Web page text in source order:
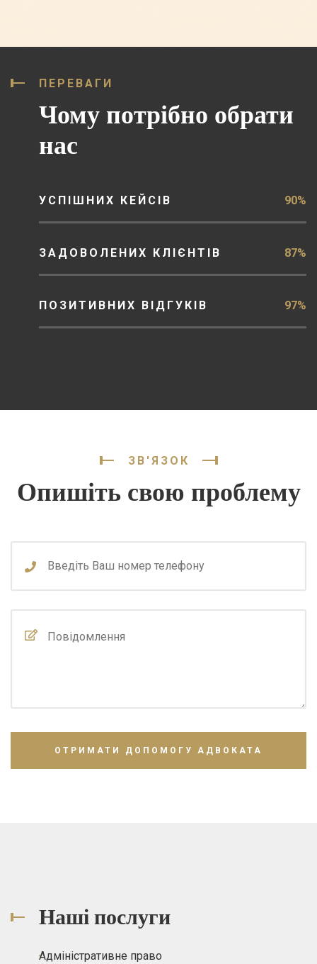
ПЕРЕВАГИ
Чому потрібно обрати
нас
УСПІШНИХ КЕЙСІВ 90%
ЗАДОВОЛЕНИХ КЛІЄНТІВ 87%
ПОЗИТИВНИХ ВІДГУКІВ 97%
ЗВ'ЯЗОК
Опишіть свою проблему
Наші послуги
Адміністративне право